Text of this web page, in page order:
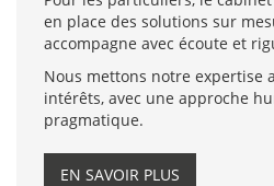
en place des solutions sur
accompagne avec écoute et
Nous mettons notre expertise
intérêts, avec une approche
pragmatique.
EN SAVOIR PLUS